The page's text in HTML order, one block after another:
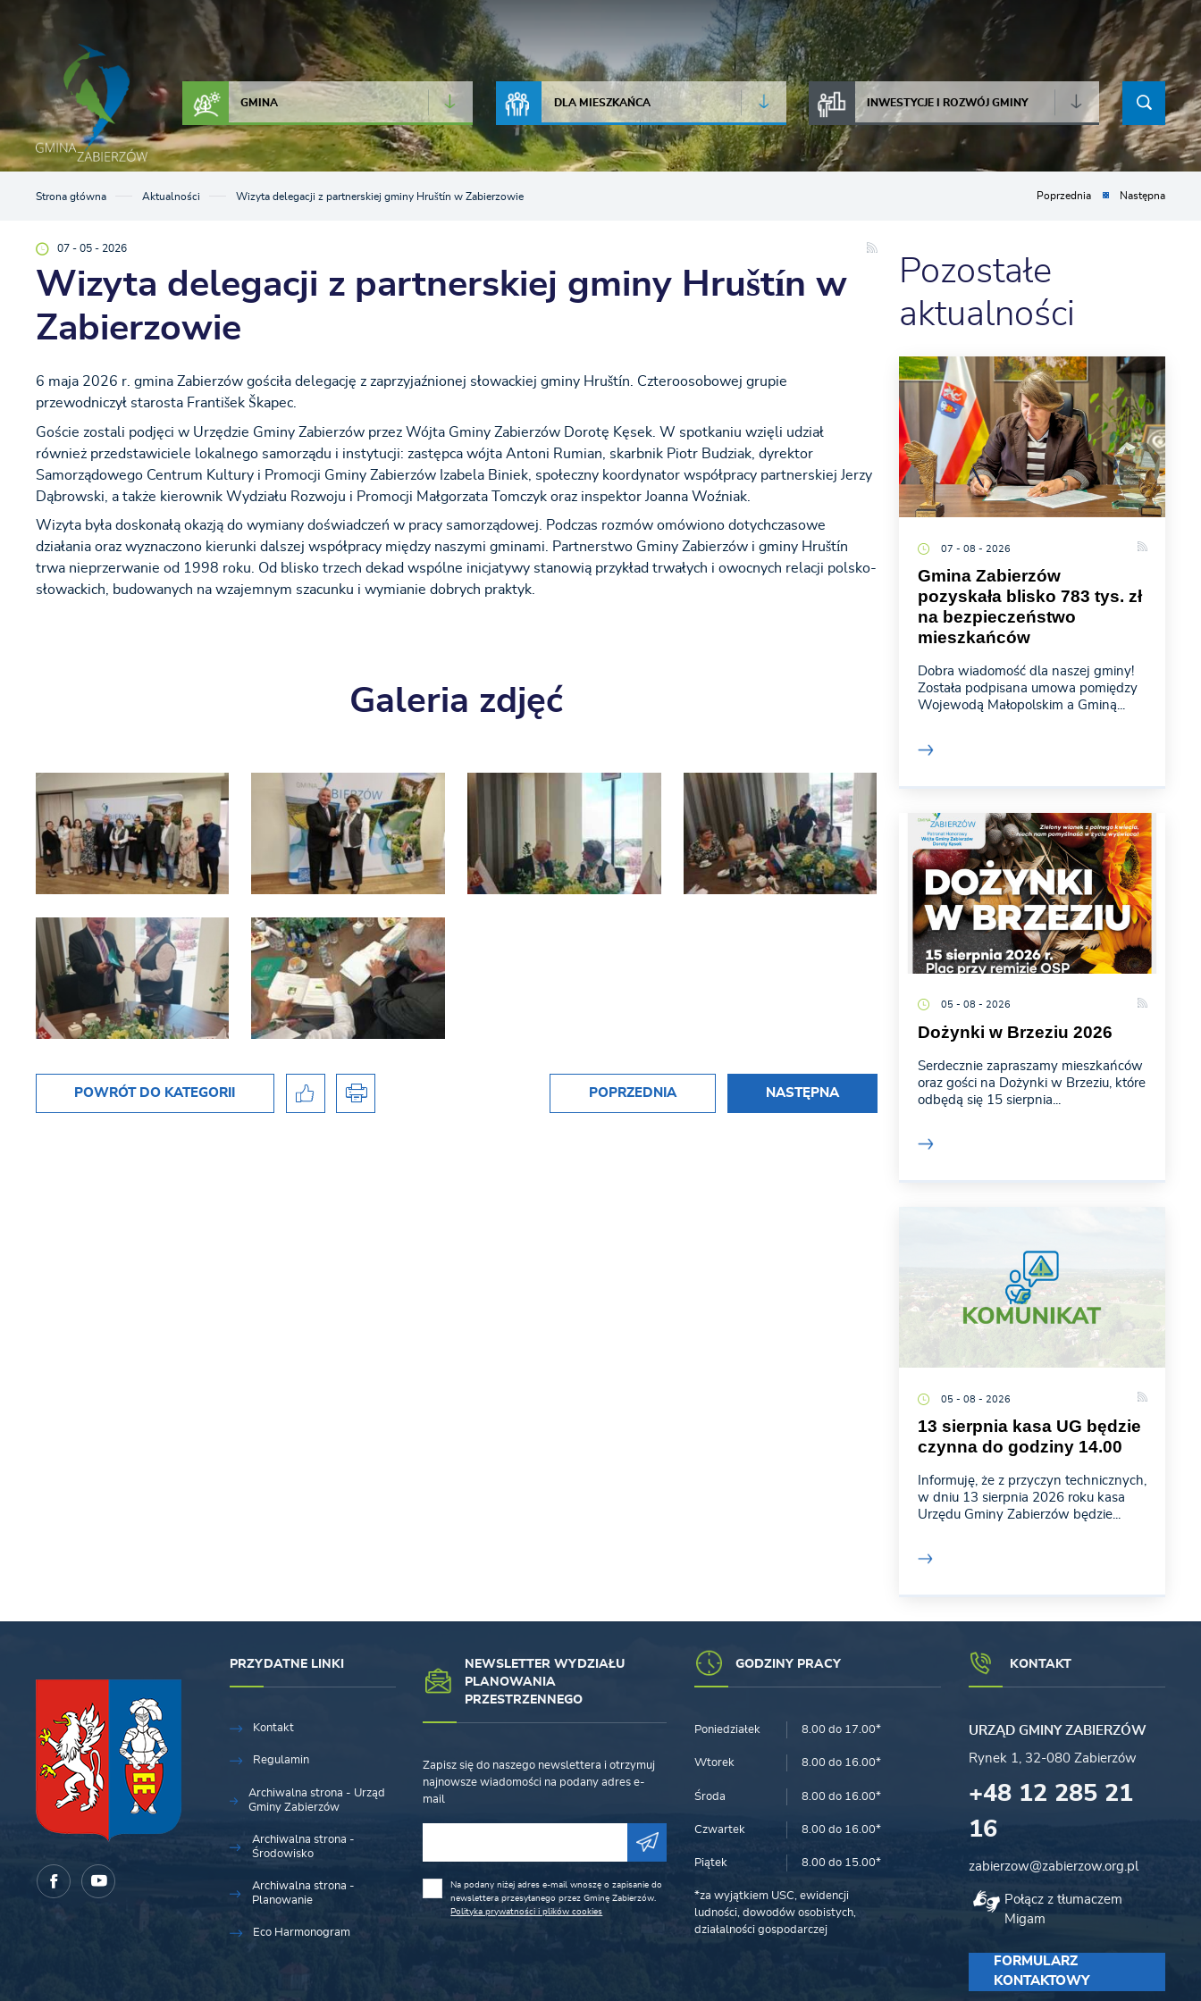
Przejdź do menu.
Przejdź do wyszukiwarki.
Przejdź do treści.
Przejdź do ustawień wielkości czcionki.
Włącz wersję kontrastową strony.
JAKOŚĆ POWIETRZA
GMINA DLA MIESZKAŃCA INWESTYCJE I ROZWÓJ GMINY
Strona główna Aktualności Wizyta delegacji z partnerskiej gminy Hruštín w Zabierzowie Poprzednia Następna
07 - 05 - 2026
Wizyta delegacji z partnerskiej gminy Hruštín w
Zabierzowie
6 maja 2026 r. gmina Zabierzów gościła delegację z zaprzyjaźnionej słowackiej gminy Hruštín. Czteroosobowej grupie
przewodniczył starosta František Škapec.
Goście zostali podjęci w Urzędzie Gminy Zabierzów przez Wójta Gminy Zabierzów Dorotę Kęsek. W spotkaniu wzięli udział
również przedstawiciele lokalnego samorządu i instytucji: zastępca wójta Antoni Rumian, skarbnik Piotr Budziak, dyrektor
Samorządowego Centrum Kultury i Promocji Gminy Zabierzów Izabela Biniek, społeczny koordynator współpracy partnerskiej Jerzy
Dąbrowski, a także kierownik Wydziału Rozwoju i Promocji Małgorzata Tomczyk oraz inspektor Joanna Woźniak.
Wizyta była doskonałą okazją do wymiany doświadczeń w pracy samorządowej. Podczas rozmów omówiono dotychczasowe
działania oraz wyznaczono kierunki dalszej współpracy między naszymi gminami. Partnerstwo Gminy Zabierzów i gminy Hruštín
trwa nieprzerwanie od 1998 roku. Od blisko trzech dekad wspólne inicjatywy stanowią przykład trwałych i owocnych relacji polsko-
słowackich, budowanych na wzajemnym szacunku i wymianie dobrych praktyk.
Galeria zdjęć
POWRÓT DO KATEGORII POPRZEDNIA NASTĘPNA
Pozostałe
aktualności
07 - 08 - 2026
Gmina Zabierzów
pozyskała blisko 783 tys. zł
na bezpieczeństwo
mieszkańców
Dobra wiadomość dla naszej gminy!
Została podpisana umowa pomiędzy
Wojewodą Małopolskim a Gminą...
05 - 08 - 2026
Dożynki w Brzeziu 2026
Serdecznie zapraszamy mieszkańców
oraz gości na Dożynki w Brzeziu, które
odbędą się 15 sierpnia...
05 - 08 - 2026
13 sierpnia kasa UG będzie
czynna do godziny 14.00
Informuję, że z przyczyn technicznych,
w dniu 13 sierpnia 2026 roku kasa
Urzędu Gminy Zabierzów będzie...
PRZYDATNE LINKI
Kontakt
Regulamin
Archiwalna strona - Urząd
Gminy Zabierzów
Archiwalna strona -
Środowisko
Archiwalna strona -
Planowanie
Eco Harmonogram
NEWSLETTER WYDZIAŁU
PLANOWANIA
PRZESTRZENNEGO
Zapisz się do naszego newslettera i otrzymuj
najnowsze wiadomości na podany adres e-
mail
Na podany niżej adres e-mail wnoszę o zapisanie do
newslettera przesyłanego przez Gminę Zabierzów.
Polityka prywatności i plików cookies
GODZINY PRACY
Poniedziałek 8.00 do 17.00*
Wtorek 8.00 do 16.00*
Środa 8.00 do 16.00*
Czwartek 8.00 do 16.00*
Piątek 8.00 do 15.00*
*za wyjątkiem USC, ewidencji
ludności, dowodów osobistych,
działalności gospodarczej
KONTAKT
URZĄD GMINY ZABIERZÓW
Rynek 1, 32-080 Zabierzów
+48 12 285 21
16
zabierzow@zabierzow.org.pl
Połącz z tłumaczem
Migam
FORMULARZ
KONTAKTOWY